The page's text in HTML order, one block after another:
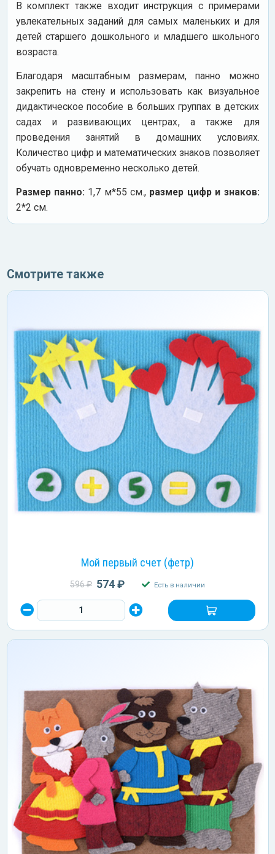
В комплект также входит инструкция с примерами
увлекательных заданий для самых маленьких и для
детей старшего дошкольного и младшего школьного
возраста.
Благодаря масштабным размерам, панно можно
закрепить на стену и использовать как визуальное
дидактическое пособие в больших группах в детских
садах и развивающих центрах, а также для
проведения занятий в домашних условиях.
Количество цифр и математических знаков позволяет
обучать одновременно несколько детей.
Размер панно: 1,7 м*55 см., размер цифр и знаков:
2*2 см.
Смотрите также
Мой первый счет (фетр)
596 ₽ 574 ₽ Есть в наличии